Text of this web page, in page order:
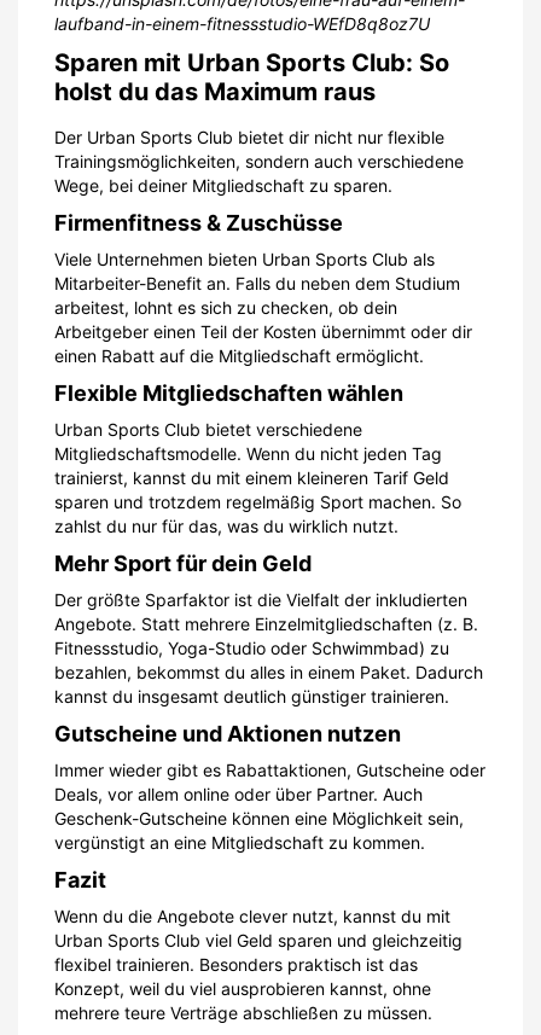
laufband-in-einem-fitnessstudio-WEfD8q8oz7U
Sparen mit Urban Sports Club: So
holst du das Maximum raus
Der Urban Sports Club bietet dir nicht nur flexible
Trainingsmöglichkeiten, sondern auch verschiedene
Wege, bei deiner Mitgliedschaft zu sparen.
Firmenfitness & Zuschüsse
Viele Unternehmen bieten Urban Sports Club als
Mitarbeiter-Benefit an. Falls du neben dem Studium
arbeitest, lohnt es sich zu checken, ob dein
Arbeitgeber einen Teil der Kosten übernimmt oder dir
einen Rabatt auf die Mitgliedschaft ermöglicht.
Flexible Mitgliedschaften wählen
Urban Sports Club bietet verschiedene
Mitgliedschaftsmodelle. Wenn du nicht jeden Tag
trainierst, kannst du mit einem kleineren Tarif Geld
sparen und trotzdem regelmäßig Sport machen. So
zahlst du nur für das, was du wirklich nutzt.
Mehr Sport für dein Geld
Der größte Sparfaktor ist die Vielfalt der inkludierten
Angebote. Statt mehrere Einzelmitgliedschaften (z. B.
Fitnessstudio, Yoga-Studio oder Schwimmbad) zu
bezahlen, bekommst du alles in einem Paket. Dadurch
kannst du insgesamt deutlich günstiger trainieren.
Gutscheine und Aktionen nutzen
Immer wieder gibt es Rabattaktionen, Gutscheine oder
Deals, vor allem online oder über Partner. Auch
Geschenk-Gutscheine können eine Möglichkeit sein,
vergünstigt an eine Mitgliedschaft zu kommen.
Fazit
Wenn du die Angebote clever nutzt, kannst du mit
Urban Sports Club viel Geld sparen und gleichzeitig
flexibel trainieren. Besonders praktisch ist das
Konzept, weil du viel ausprobieren kannst, ohne
mehrere teure Verträge abschließen zu müssen.